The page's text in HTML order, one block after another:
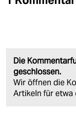
Die
geschlossen.
Wir öffnen die
Artikeln für etwa